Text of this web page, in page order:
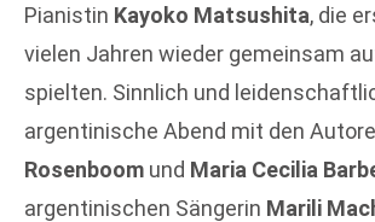
Pianistin Kayoko Matsushita, die
vielen Jahren wieder gemeinsam
spielten. Sinnlich und
argentinische Abend mit den
Rosenboom und Maria Cecilia
argentinischen Sängerin Marili